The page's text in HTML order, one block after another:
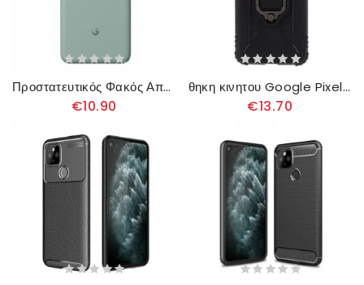
Προστατευτικός Φακός Από Σκληρυμένο Γυαλί Για Το Google Pixel 5
€10.90
θηκη κινητου Google Pixel 5 Δαχτυλίδι Και Ανθρακόνημα
€13.70